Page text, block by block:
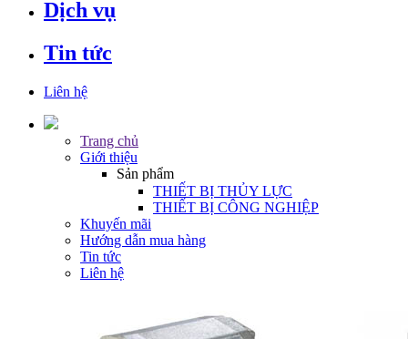
Dịch vụ
Tin tức
Liên hệ
Trang chủ
Giới thiệu
Sản phẩm
THIẾT BỊ THỦY LỰC
THIẾT BỊ CÔNG NGHIỆP
Khuyến mãi
Hướng dẫn mua hàng
Tin tức
Liên hệ